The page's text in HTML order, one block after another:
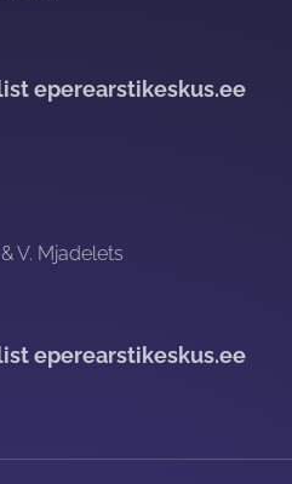
eperearstikeskus.ee
V. Mjadelets
eperearstikeskus.ee